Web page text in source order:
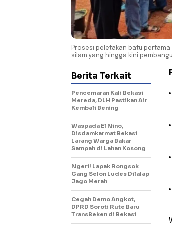
Prosesi peletakan batu pertama
silam yang hingga kini
Berita Terkait
Pencemaran Kali Bekasi
Mereda, DLH Pastikan Air
Kembali Bening
Waspada El Nino,
Disdamkarmat Bekasi
Larang Warga Bakar
Sampah di Lahan Kosong
Ngeri! Lapak Rongsok
Gang Selon Ludes Dilalap
Jago Merah
Cegah Demo Angkot,
DPRD Soroti Rute Baru
TransBeken di Bekasi